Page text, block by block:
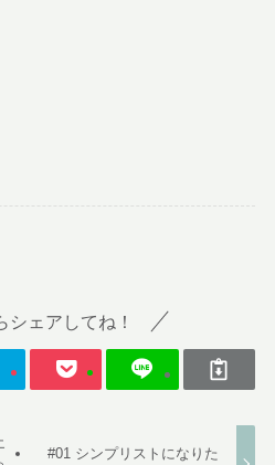
シェアしてね！
#01 シンプリストになりた